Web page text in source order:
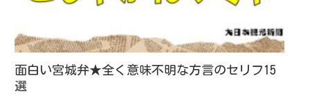
面白い宮城弁★全く意味不明な方言のセリフ15
選